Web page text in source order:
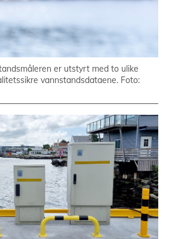
er utstyrt med to ulike
vannstandsdataene. Foto: